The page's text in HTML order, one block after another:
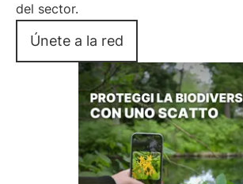
del sector.
Únete a la red